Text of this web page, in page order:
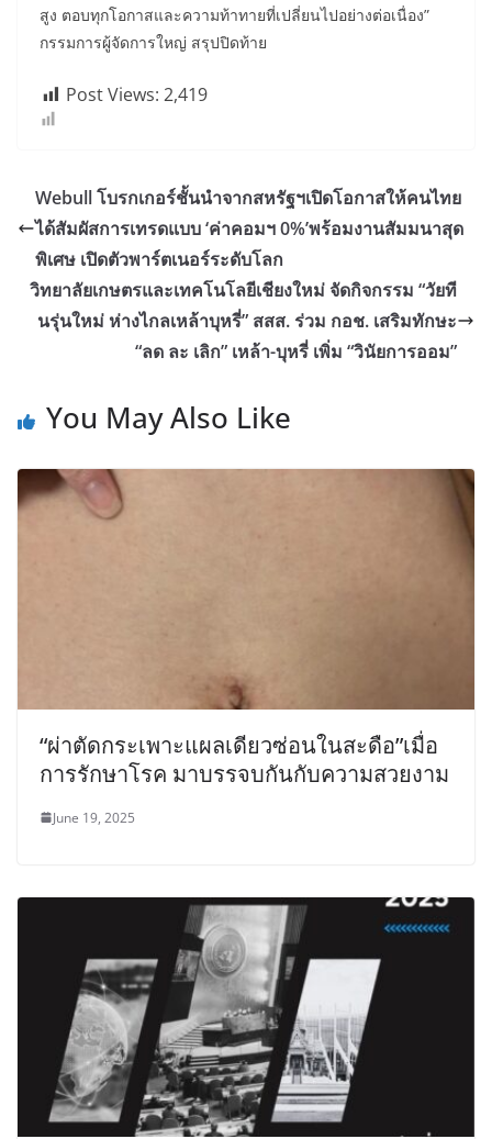
สูง ตอบทุกโอกาสและความท้าทายที่เปลี่ยนไปอย่างต่อเนื่อง”
กรรมการผู้จัดการใหญ่ สรุปปิดท้าย
Post Views: 2,419
Webull โบรกเกอร์ชั้นนำจากสหรัฐฯเปิดโอกาสให้คนไทย
ได้สัมผัสการเทรดแบบ ‘ค่าคอมฯ 0%’พร้อมงานสัมมนาสุด
พิเศษ เปิดตัวพาร์ตเนอร์ระดับโลก
วิทยาลัยเกษตรและเทคโนโลยีเชียงใหม่ จัดกิจกรรม “วัยที
นรุ่นใหม่ ห่างไกลเหล้าบุหรี่” สสส. ร่วม กอช. เสริมทักษะ
“ลด ละ เลิก” เหล้า-บุหรี่ เพิ่ม “วินัยการออม”
You May Also Like
“ผ่าตัดกระเพาะแผลเดียวซ่อนในสะดือ”เมื่อ
การรักษาโรค มาบรรจบกันกับความสวยงาม
June 19, 2025